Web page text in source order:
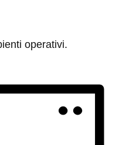
operativi.